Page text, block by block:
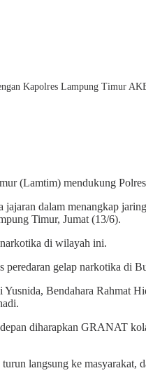
Kapolres Lampung Timur
(Lamtim) mendukung
dalam menangkap
Timur, Jumat (13/6).
di wilayah ini.
peredaran gelap narkotika di
Bendahara
diharapkan GRANAT
langsung ke masyarakat,